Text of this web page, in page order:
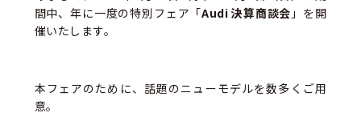
間中、年に一度の特別フェア「Audi 決算商談会 」を開
催いたします。
本フェアのために、話題のニューモデルを数多くご用
意。